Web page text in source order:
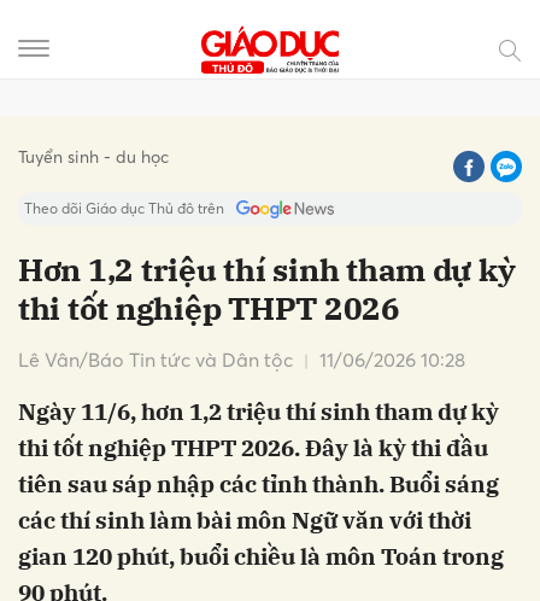
Tuyển sinh - du học
Theo dõi Giáo dục Thủ đô trên
Hơn 1,2 triệu thí sinh tham dự kỳ
thi tốt nghiệp THPT 2026
Lê Vân/Báo Tin tức và Dân tộc 11/06/2026 10:28
Ngày 11/6, hơn 1,2 triệu thí sinh tham dự kỳ
thi tốt nghiệp THPT 2026. Đây là kỳ thi đầu
tiên sau sáp nhập các tỉnh thành. Buổi sáng
các thí sinh làm bài môn Ngữ văn với thời
gian 120 phút, buổi chiều là môn Toán trong
90 phút.
Hủy Gửi